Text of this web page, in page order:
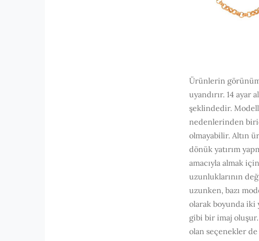
Ürünlerin görünüm
uyandırır. 14
şeklindedir.
nedenlerinden
olmayabilir. Altın
dönük yatırım
amacıyla almak
uzunluklarının
uzunken, bazı
olarak boyunda iki
gibi bir imaj
olan seçenekler